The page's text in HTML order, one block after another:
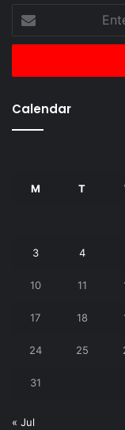
your
Email
Calendar
M T
3 4
10 11
17 18
24 25
31
« Jul